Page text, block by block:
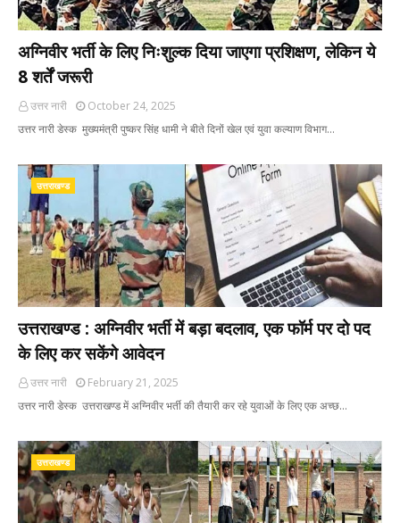
अग्निवीर भर्ती के लिए निःशुल्क दिया जाएगा प्रशिक्षण, लेकिन ये
8 शर्तें जरूरी
उत्तर नारी
October 24, 2025
उत्तर नारी डेस्क मुख्यमंत्री पुष्कर सिंह धामी ने बीते दिनों खेल एवं युवा कल्याण विभाग…
उत्तराखण्ड
उत्तराखण्ड : अग्निवीर भर्ती में बड़ा बदलाव, एक फॉर्म पर दो पद
के लिए कर सकेंगे आवेदन
उत्तर नारी
February 21, 2025
उत्तर नारी डेस्क उत्तराखण्ड में अग्निवीर भर्ती की तैयारी कर रहे युवाओं के लिए एक अच्छ…
उत्तराखण्ड